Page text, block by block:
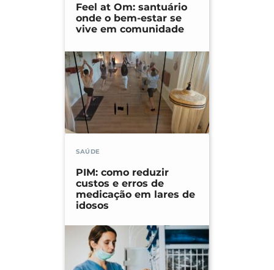
Feel at Om: santuário
onde o bem-estar se
vive em comunidade
SAÚDE
PIM: como reduzir
custos e erros de
medicação em lares de
idosos